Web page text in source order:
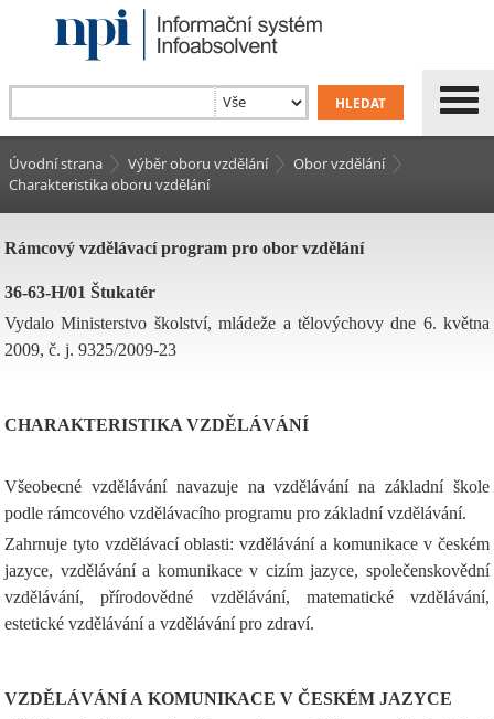
Úvodní strana Výběr oboru vzdělání
Obor vzdělání
Charakteristika oboru vzdělání
Rámcový vzdělávací program pro obor vzdělání
36-63-H/01 Štukatér
Vydalo Ministerstvo školství, mládeže a tělovýchovy dne 6. května
2009, č. j. 9325/2009-23
CHARAKTERISTIKA VZDĚLÁVÁNÍ
Všeobecné vzdělávání navazuje na vzdělávání na základní škole
podle rámcového vzdělávacího programu pro základní vzdělávání.
Zahrnuje tyto vzdělávací oblasti: vzdělávání a komunikace v českém
jazyce, vzdělávání a komunikace v cizím jazyce, společenskovědní
vzdělávání, přírodovědné vzdělávání, matematické vzdělávání,
estetické vzdělávání a vzdělávání pro zdraví.
VZDĚLÁVÁNÍ A KOMUNIKACE V ČESKÉM JAZYCE